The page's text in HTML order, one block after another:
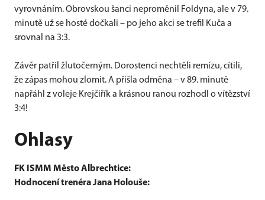
vyrovnáním. Obrovskou šanci neproměnil Foldyna, ale v 79.
minutě už se hosté dočkali – po jeho akci se trefil Kuča a
srovnal na 3:3.
Závěr patřil žlutočerným. Dorostenci nechtěli remízu, cítili,
že zápas mohou zlomit. A přišla odměna – v 89. minutě
napřáhl z voleje Krejčiřík a krásnou ranou rozhodl o vítězství
3:4!
Ohlasy
FK ISMM Město Albrechtice:
Hodnocení trenéra Jana Holouše: